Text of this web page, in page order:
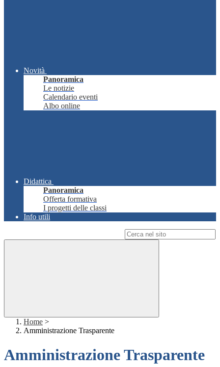
Novità
Panoramica
Le notizie
Calendario eventi
Albo online
Didattica
Panoramica
Offerta formativa
I progetti delle classi
Info utili
Home >
Amministrazione Trasparente
Amministrazione Trasparente